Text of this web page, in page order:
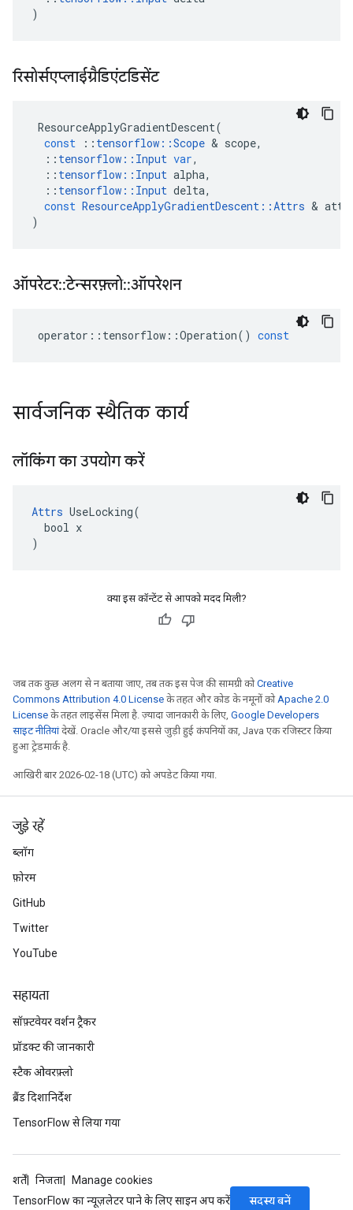
)
रिसोर्सएप्लाईग्रैडिएंटडिसेंट
ResourceApplyGradientDescent(
const
:: tensorflow ::Scope & scope,
:: tensorflow :: Input var,
:: tensorflow :: Input alpha,
:: tensorflow :: Input delta,
const ResourceApplyGradientDescent ::Attrs &
)
ऑपरेटर::टेन्सरफ़्लो::ऑपरेशन
operator :: tensorflow ::Operation() const
सार्वजनिक स्थैतिक कार्य
लॉकिंग का उपयोग करें
Attrs UseLocking(
  bool x
)
क्या इस कॉन्टेंट से आपको मदद मिली?
जब तक कुछ अलग से न बताया जाए, तब तक इस पेज की सामग्री कोCreative
Commons Attribution 4.0 License के तहत और कोड के नमूनों कोApache 2.0
License के तहत लाइसेंस मिला है. ज़्यादा जानकारी के लिए, Google Developers
साइट नीतियांदेखें. Oracle और/या इससे जुड़ी हुई कंपनियों का, Java एक रजिस्टर किया
हुआ ट्रेडमार्क है.
आखिरी बार 2026-02-18 (UTC) को अपडेट किया गया.
जुड़े रहें
ब्लॉग
फ़ोरम
GitHub
Twitter
YouTube
सहायता
सॉफ़्टवेयर वर्शन ट्रैकर
प्रॉडक्ट की जानकारी
स्टैक ओवरफ़्लो
ब्रैंड दिशानिर्देश
TensorFlow से लिया गया
शर्तें निजता
Manage cookies
TensorFlow का न्यूज़लेटर पाने के लिए साइन अप करें
सदस्य बनें